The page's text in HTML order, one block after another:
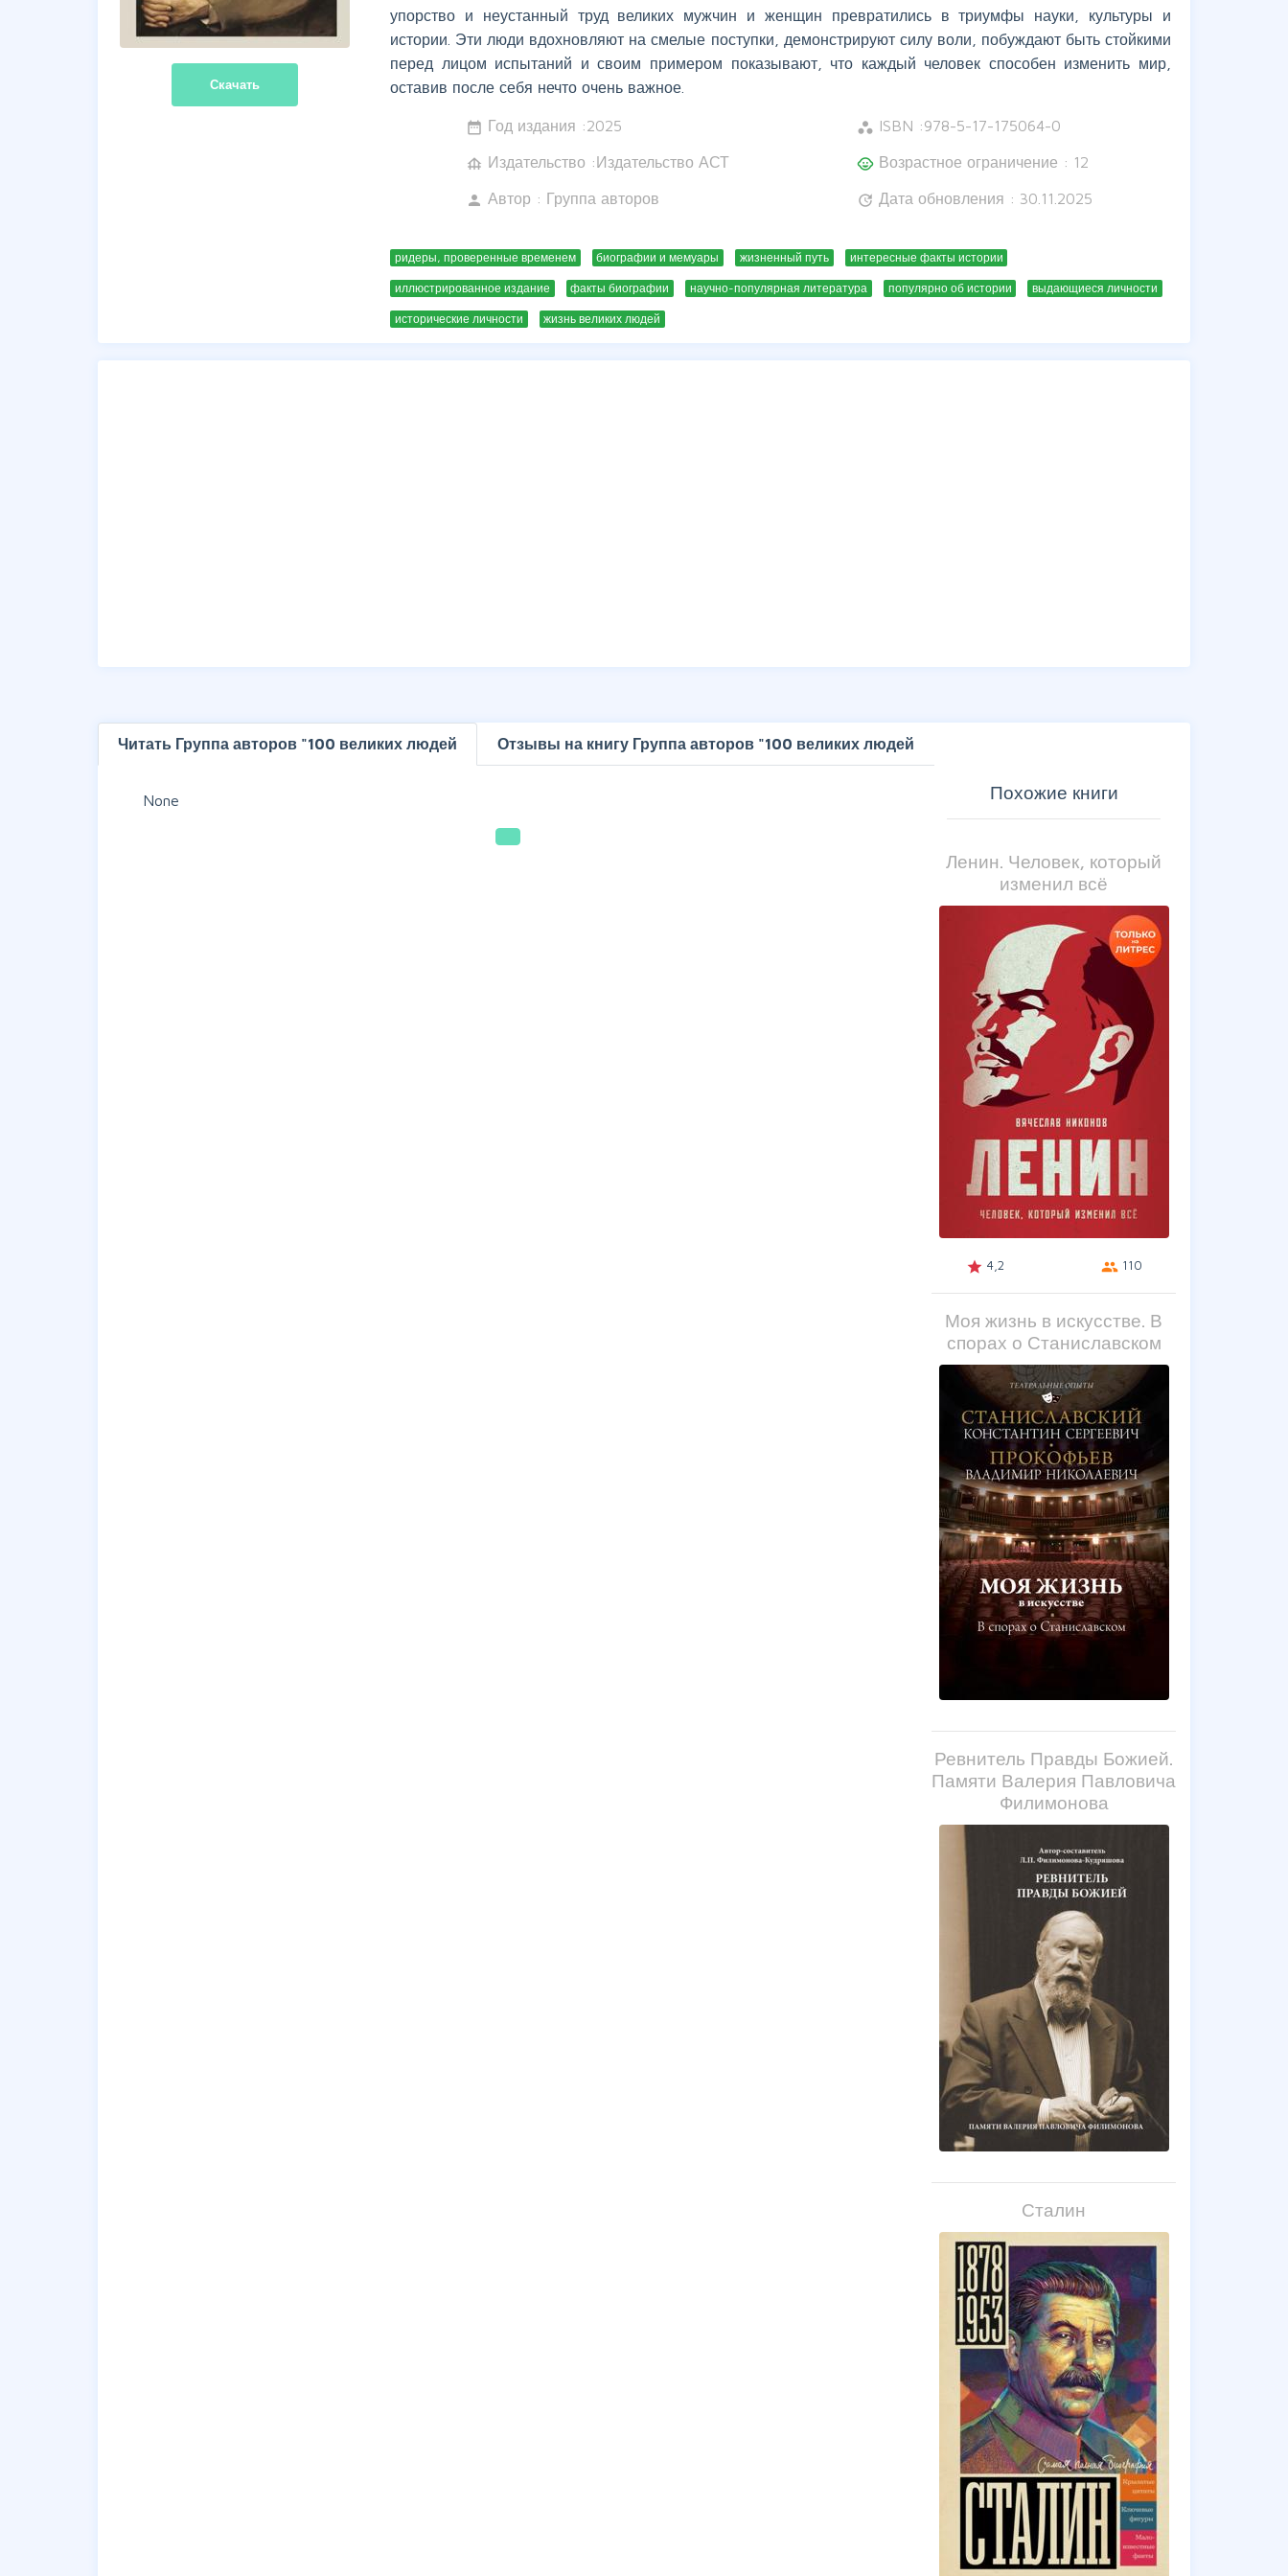
Скачать
упорство и неустанный труд великих мужчин и женщин превратились в триумфы науки, культуры и
истории. Эти люди вдохновляют на смелые поступки, демонстрируют силу воли, побуждают быть стойкими
перед лицом испытаний и своим примером показывают, что каждый человек способен изменить мир,
оставив после себя нечто очень важное.
date_range Год издания :2025
foundation Издательство :Издательство АСТ
person Автор : Группа авторов
workspaces ISBN :978-5-17-175064-0
child_careВозрастное ограничение : 12
update Дата обновления : 30.11.2025
ридеры, проверенные временем биографии и мемуары жизненный путь интересные факты истории
иллюстрированное издание факты биографии научно-популярная литература популярно об истории выдающиеся личности
исторические личности жизнь великих людей
Читать Группа авторов "100 великих людей Отзывы на книгу Группа авторов "100 великих людей
None Похожие книги
Ленин. Человек, который
изменил всё
grade 4,2 group 110
Моя жизнь в искусстве. В
спорах о Станиславском
Ревнитель Правды Божией.
Памяти Валерия Павловича
Филимонова
Сталин